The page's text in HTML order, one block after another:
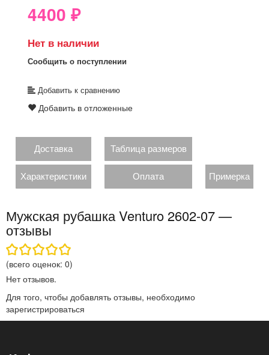
4400 ₽
Нет в наличии
Сообщить о поступлении
Добавить к сравнению
Добавить в отложенные
Доставка Таблица размеров
Характеристики Оплата Примерка
Мужская рубашка Venturo 2602-07 —
отзывы
(всего оценок: 0)
Нет отзывов.
Для того, чтобы добавлять отзывы, необходимо
зарегистрироваться